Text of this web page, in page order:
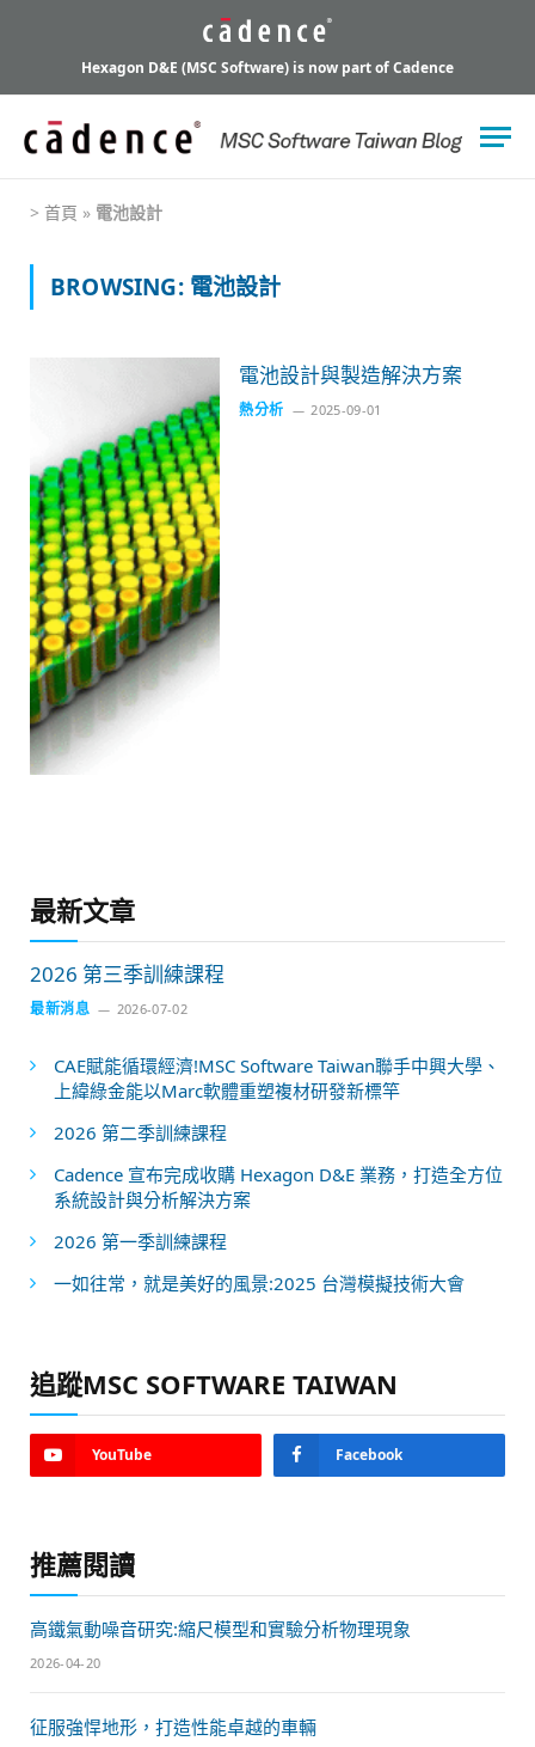
Hexagon D&E (MSC Software) is now part of Cadence
> 首頁 » 電池設計
BROWSING: 電池設計
電池設計與製造解決方案
熱分析 2025-09-01
最新文章
2026 第三季訓練課程
最新消息 2026-07-02
CAE賦能循環經濟!MSC Software Taiwan聯手中興大學、
上緯綠金能以Marc軟體重塑複材研發新標竿
2026 第二季訓練課程
Cadence 宣布完成收購 Hexagon D&E 業務，打造全方位
系統設計與分析解決方案
2026 第一季訓練課程
一如往常，就是美好的風景:2025 台灣模擬技術大會
追蹤MSC SOFTWARE TAIWAN
YouTube Facebook
推薦閱讀
高鐵氣動噪音研究:縮尺模型和實驗分析物理現象
2026-04-20
征服強悍地形，打造性能卓越的車輛